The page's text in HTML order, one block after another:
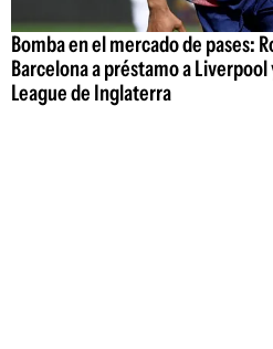
Bomba en el mercado de pases:
Barcelona a préstamo a
League de Inglaterra